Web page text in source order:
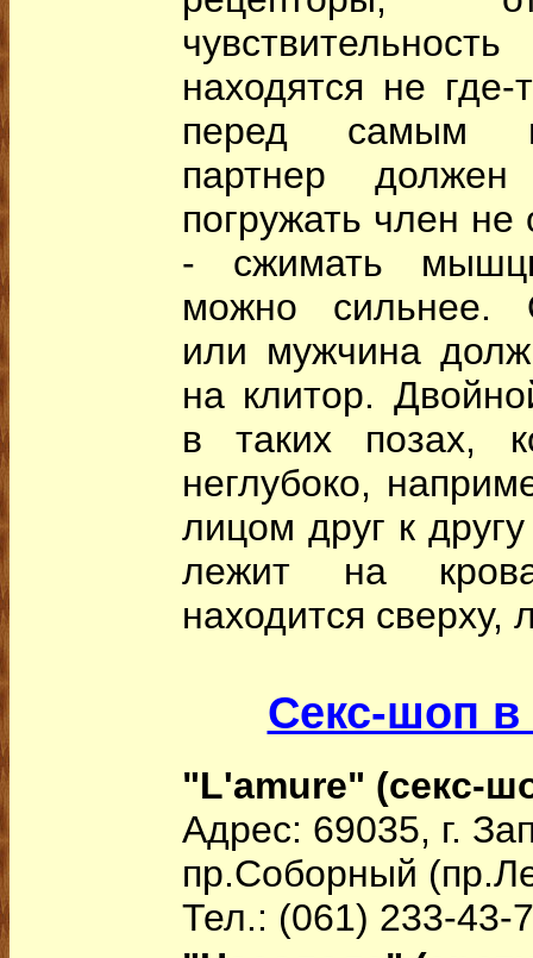
находятся не
перед самым
партнер
погружать член не
- сжимать
можно сильнее.
или мужчина
на клитор.
в таких позах,
неглубоко,
лицом друг к
лежит на
находится сверху,
Секс-шоп
"L'amure" (секс-
Адрес: 69035, г.
пр.Соборный
Тел.: (061) 233-43-